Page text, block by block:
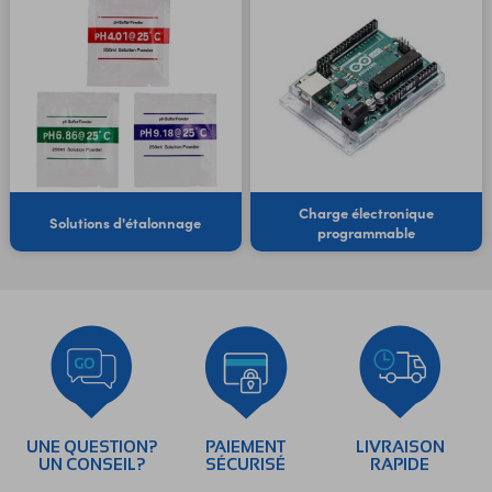
Solutions d'étalonnage
Charge électronique
programmable
UNE QUESTION?
UN CONSEIL?
PAIEMENT
SÉCURISÉ
LIVRAISON
RAPIDE